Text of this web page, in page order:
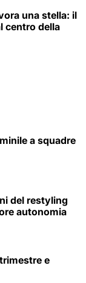
una stella: il
centro della
a squadre
del restyling
autonomia
e